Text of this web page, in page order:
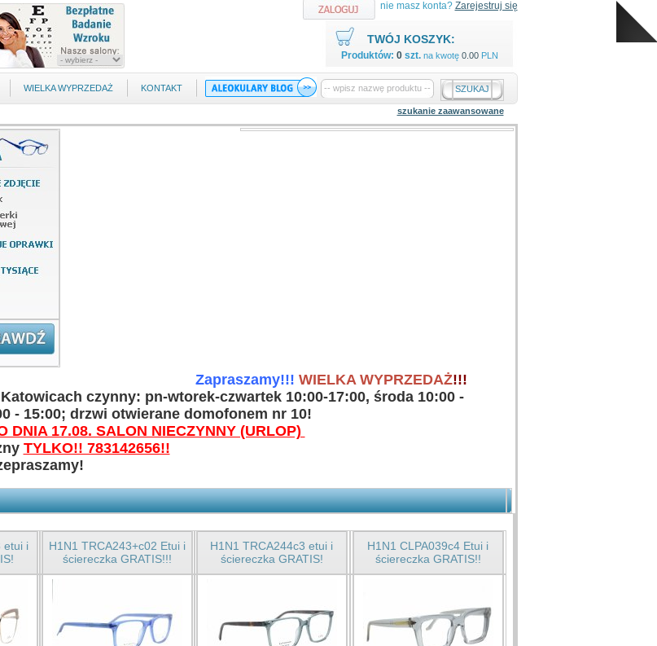
TWÓJ KOSZYK:
Produktów: 0szt. na kwotę 0.00PLN
nie masz konta? Zarejestruj się
WIELKA WYPRZEDAŻ KONTAKT SZUKAJ
szukanie zaawansowane
Zapraszamy!!!WIELKA WYPRZEDAŻ!!!
czynny: pn-wtorek-czwartek 10:00-17:00, środa 10:00 -
- 15:00; drzwi otwierane domofonem nr 10!
DNIA 17.08. SALON NIECZYNNY (URLOP)
TYLKO!! 783142656!!
etui i
H1N1 TRCA243+c02 Etui i
ściereczka GRATIS!!!
H1N1 TRCA244c3 etui i
ściereczka GRATIS!
H1N1 CLPA039c4 Etui i
ściereczka GRATIS!!